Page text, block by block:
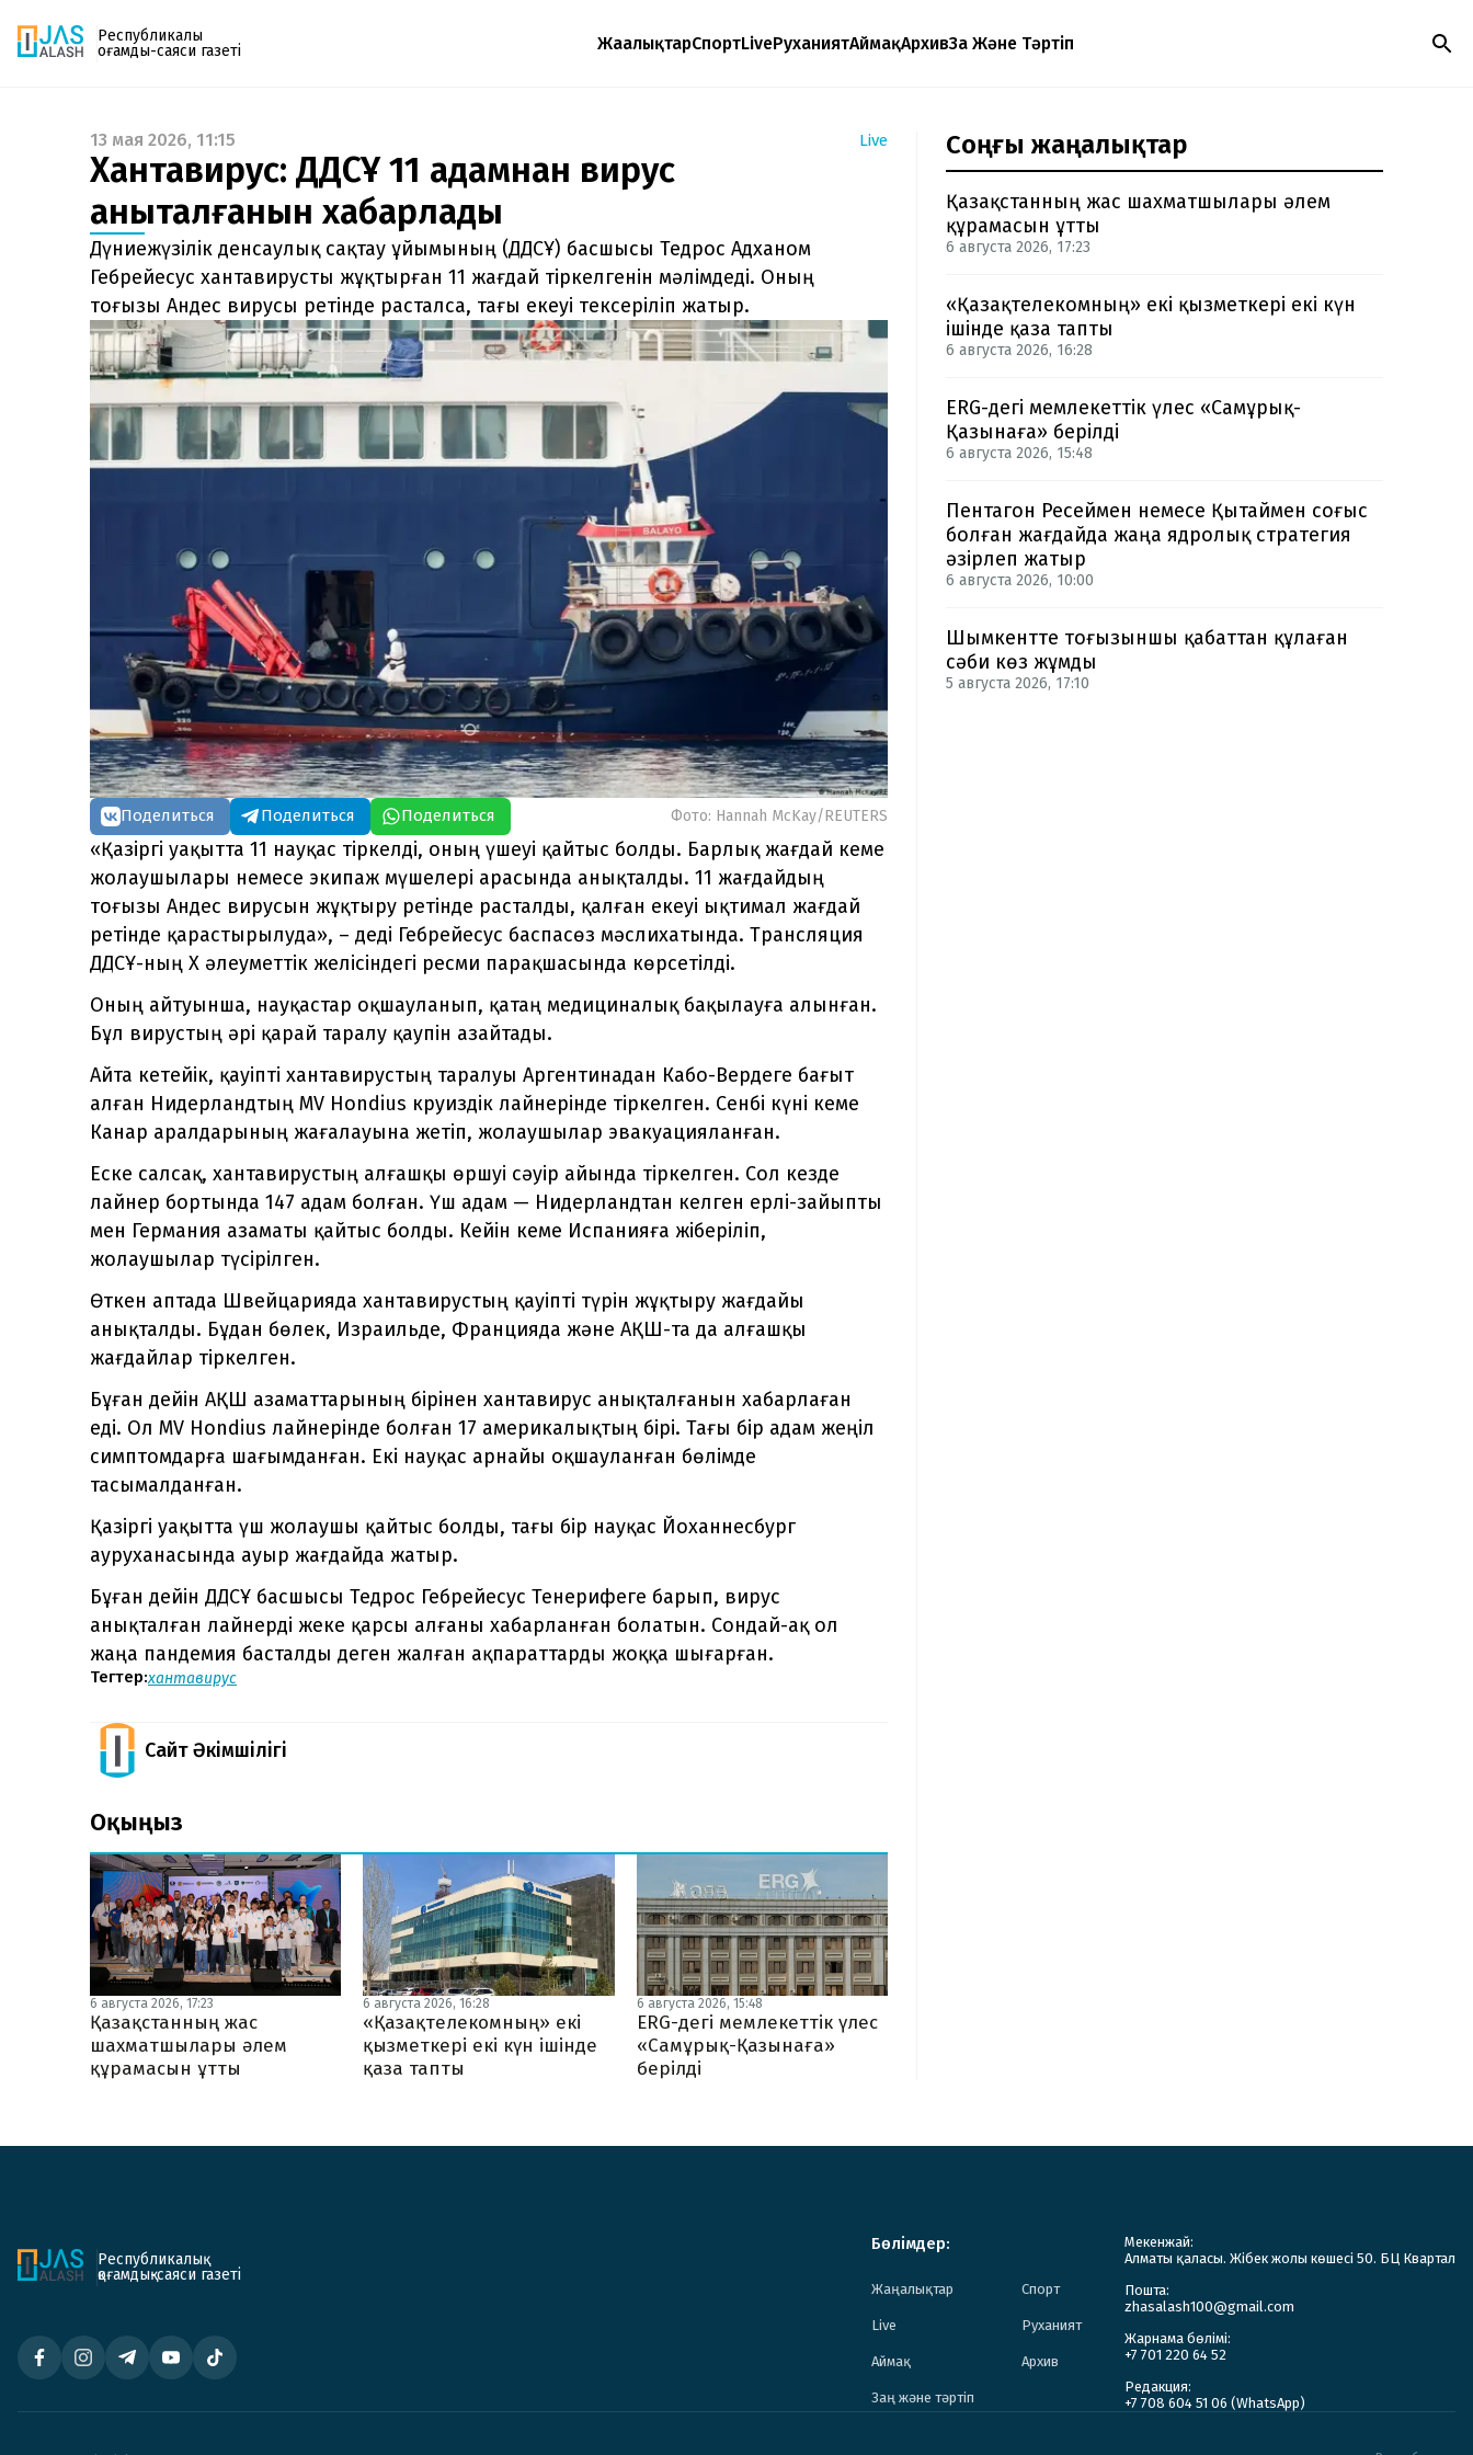
Республикалық
қоғамдық-саяси газеті
ЖаңалықтарСпортLiveРуханиятАймақАрхивЗаң Және Тәртіп
Газетке жазылу
PDF форматтағы газетті ай сайын электронды
поштаңызға алып отырыңыз. Жаңа нөмір
шыққан сәтте сізге бірден жіберіледі. Тек email
енгізіңіз, біз қалғанын өзіміз жібереміз.
13 мая 2026, 11:15 Live
Хантавирус: ДДСҰ 11 адамнан вирус
анықталғанын хабарлады
Дүниежүзілік денсаулық сақтау ұйымының (ДДСҰ) басшысы Тедрос Адханом
Гебрейесус хантавирусты жұқтырған 11 жағдай тіркелгенін мәлімдеді. Оның
тоғызы Андес вирусы ретінде расталса, тағы екеуі тексеріліп жатыр.
Поделиться Поделиться Поделиться Фото: Hannah McKay/REUTERS
«Қазіргі уақытта 11 науқас тіркелді, оның үшеуі қайтыс болды. Барлық жағдай кеме
жолаушылары немесе экипаж мүшелері арасында анықталды. 11 жағдайдың
тоғызы Андес вирусын жұқтыру ретінде расталды, қалған екеуі ықтимал жағдай
ретінде қарастырылуда», – деді Гебрейесус баспасөз мәслихатында. Трансляция
ДДСҰ-ның Х әлеуметтік желісіндегі ресми парақшасында көрсетілді.
Оның айтуынша, науқастар оқшауланып, қатаң медициналық бақылауға алынған.
Бұл вирустың әрі қарай таралу қаупін азайтады.
Айта кетейік, қауіпті хантавирустың таралуы Аргентинадан Кабо-Вердеге бағыт
алған Нидерландтың MV Hondius круиздік лайнерінде тіркелген. Сенбі күні кеме
Канар аралдарының жағалауына жетіп, жолаушылар эвакуацияланған.
Еске салсақ, хантавирустың алғашқы өршуі сәуір айында тіркелген. Сол кезде
лайнер бортында 147 адам болған. Үш адам — Нидерландтан келген ерлі-зайыпты
мен Германия азаматы қайтыс болды. Кейін кеме Испанияға жіберіліп,
жолаушылар түсірілген.
Өткен аптада Швейцарияда хантавирустың қауіпті түрін жұқтыру жағдайы
анықталды. Бұдан бөлек, Израильде, Францияда және АҚШ-та да алғашқы
жағдайлар тіркелген.
Бұған дейін АҚШ азаматтарының бірінен хантавирус анықталғанын хабарлаған
еді. Ол MV Hondius лайнерінде болған 17 америкалықтың бірі. Тағы бір адам жеңіл
симптомдарға шағымданған. Екі науқас арнайы оқшауланған бөлімде
тасымалданған.
Қазіргі уақытта үш жолаушы қайтыс болды, тағы бір науқас Йоханнесбург
ауруханасында ауыр жағдайда жатыр.
Бұған дейін ДДСҰ басшысы Тедрос Гебрейесус Тенерифеге барып, вирус
анықталған лайнерді жеке қарсы алғаны хабарланған болатын. Сондай-ақ ол
жаңа пандемия басталды деген жалған ақпараттарды жоққа шығарған.
Тегтер:хантавирус
Сайт Әкімшілігі
Оқыңыз
6 августа 2026, 17:23
Қазақстанның жас
шахматшылары әлем
құрамасын ұтты
6 августа 2026, 16:28
«Қазақтелекомның» екі
қызметкері екі күн ішінде
қаза тапты
6 августа 2026, 15:48
ERG-дегі мемлекеттік үлес
«Самұрық-Қазынаға»
берілді
Соңғы жаңалықтар
Қазақстанның жас шахматшылары әлем
құрамасын ұтты
6 августа 2026, 17:23
«Қазақтелекомның» екі қызметкері екі күн
ішінде қаза тапты
6 августа 2026, 16:28
ERG-дегі мемлекеттік үлес «Самұрық-
Қазынаға» берілді
6 августа 2026, 15:48
Пентагон Ресеймен немесе Қытаймен соғыс
болған жағдайда жаңа ядролық стратегия
әзірлеп жатыр
6 августа 2026, 10:00
Шымкентте тоғызыншы қабаттан құлаған
сәби көз жұмды
5 августа 2026, 17:10
Республикалық
қоғамдық-саяси газеті
Бөлімдер:
Жаңалықтар Спорт
Live Руханият
Аймақ Архив
Заң және тәртіп
Мекенжай:
Алматы қаласы. Жібек жолы көшесі 50. БЦ Квартал
Пошта:
zhasalash100@gmail.com
Жарнама бөлімі:
+7 701 220 64 52
Редакция:
+7 708 604 51 06 (WhatsApp)